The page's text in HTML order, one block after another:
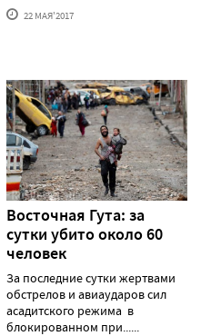
22 МАЯ'2017
Восточная Гута: за
сутки убито около 60
человек
За последние сутки жертвами
обстрелов и авиаударов сил
асадитского режима в
блокированном при......